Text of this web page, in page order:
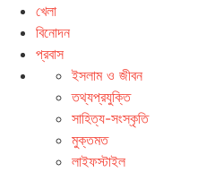
খেলা
বিনোদন
প্রবাস
ইসলাম ও জীবন
তথ্যপ্রযুক্তি
সাহিত্য-সংস্কৃতি
মুক্তমত
লাইফস্টাইল